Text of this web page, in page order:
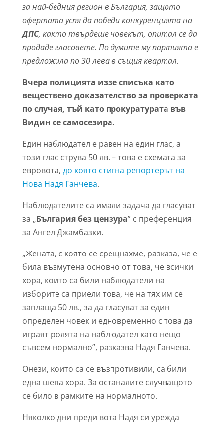
за най-бедния регион в България, защото
офертата успя да победи конкуренцията на
ДПС, както твърдеше човекът, опитал се да
продаде гласовете. По думите му партията е
предложила по 30 лева в същия квартал.
Вчера полицията иззе списъка като
веществено доказателство за проверката
по случая, тъй като прокуратурата във
Видин се самосезира.
Един наблюдател е равен на един глас, а
този глас струва 50 лв. – това е схемата за
евровота, до която стигна репортерът на
Нова Надя Ганчева.
Наблюдателите са имали задача да гласуват
за „България без цензура” с преференция
за Ангел Джамбазки.
„Жената, с която се срещнахме, разказа, че е
била възмутена основно от това, че всички
хора, които са били наблюдатели на
изборите са приели това, че на тях им се
заплаща 50 лв., за да гласуват за един
определен човек и едновременно с това да
играят ролята на наблюдател като нещо
съвсем нормално”, разказва Надя Ганчева.
Онези, които са се възпротивили, са били
една шепа хора. За останалите случващото
се било в рамките на нормалното.
Няколко дни преди вота Надя си урежда